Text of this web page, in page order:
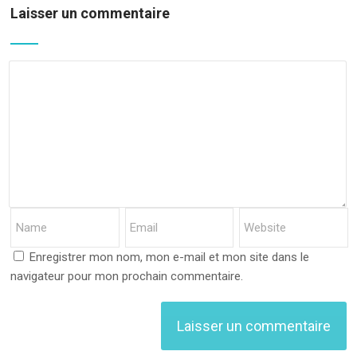
Laisser un commentaire
Enregistrer mon nom, mon e-mail et mon site dans le
navigateur pour mon prochain commentaire.